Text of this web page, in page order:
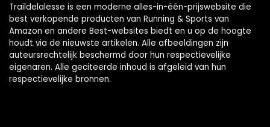
Traildelalesse is een moderne alles-in-één-prijswebsite die
best verkopende producten van Running & Sports van
Amazon en andere Best-websites biedt en u op de hoogte
houdt via de nieuwste artikelen. Alle afbeeldingen zijn
auteursrechtelijk beschermd door hun respectievelijke
eigenaren. Alle geciteerde inhoud is afgeleid van hun
respectievelijke bronnen.